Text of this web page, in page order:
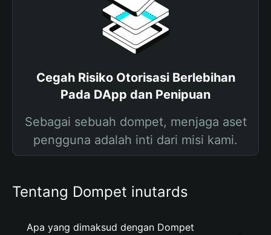
Cegah Risiko Otorisasi Berlebihan
Pada DApp dan Penipuan
Sebagai sebuah dompet, menjaga aset
pengguna adalah inti dari misi kami.
Tentang Dompet inutards
Apa yang dimaksud dengan Dompet